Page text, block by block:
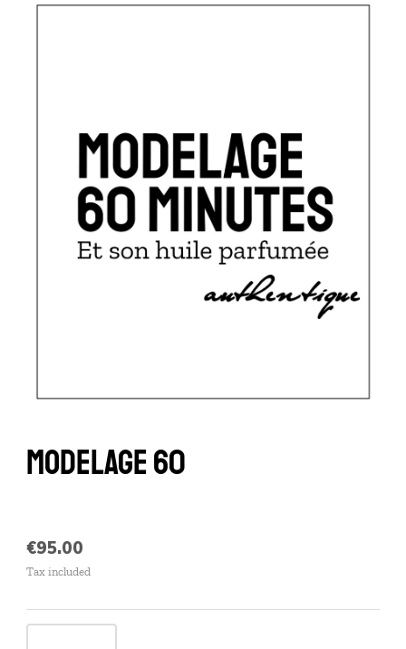
MODELAGE 60
€95.00
Tax included